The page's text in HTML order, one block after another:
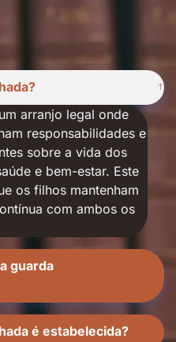
arranjo legal onde
responsabilidades e
sobre a vida dos
e bem-estar. Este
os filhos mantenham
com ambos os
guarda
é estabelecida?